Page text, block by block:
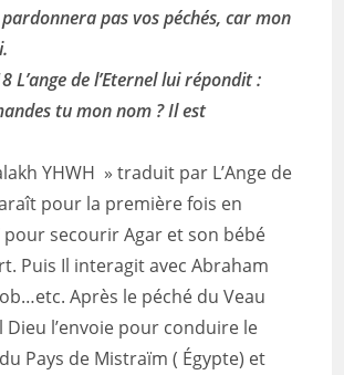
pardonnera pas vos péchés, car mon
L’ange de l’Eternel lui répondit :
tu mon nom ? Il est
YHWH » traduit par L’Ange de
pour la première fois en
pour secourir Agar et son bébé
Puis Il interagit avec Abraham
Après le péché du Veau
Dieu l’envoie pour conduire le
Pays de Mistraïm ( Égypte) et